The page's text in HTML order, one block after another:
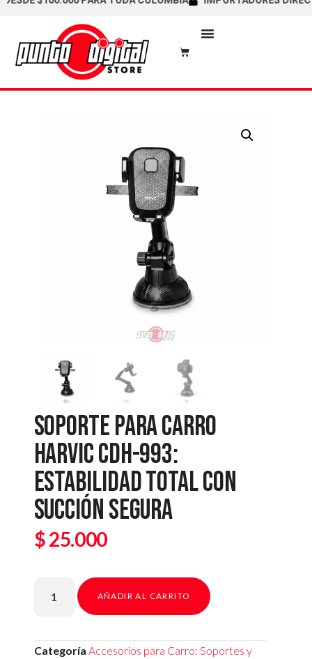
SOPORTE PARA CARRO
HARVIC CDH-993:
ESTABILIDAD TOTAL CON
SUCCIÓN SEGURA
$25.000
AÑADIR AL CARRITO
Categoría Accesorios para Carro: Soportes y